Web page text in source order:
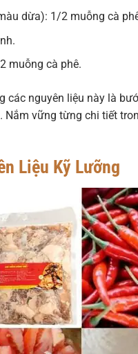
dừa): 1/2 muỗng cà
muỗng cà phê.
các nguyên liệu này là
Nắm vững từng chi tiết
Liệu Kỹ Lưỡng